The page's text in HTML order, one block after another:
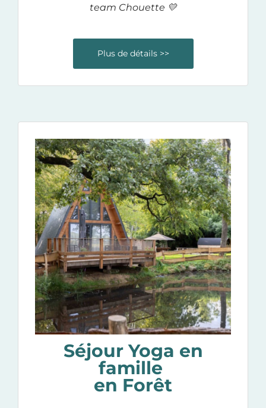
team Chouette 💛
Plus de détails >>
Séjour Yoga en
famille
en Forêt